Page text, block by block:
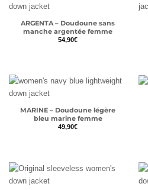
ARGENTA – Doudoune sans
manche argentée femme
54,90€
MARINE – Doudoune légère
bleu marine femme
49,90€